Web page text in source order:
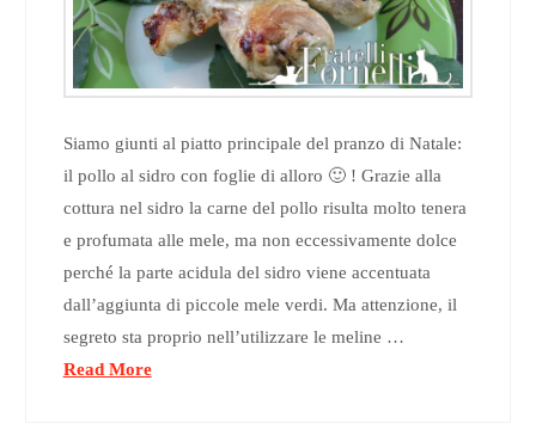
Siamo giunti al piatto principale del pranzo di Natale:
il pollo al sidro con foglie di alloro 🙂 ! Grazie alla
cottura nel sidro la carne del pollo risulta molto tenera
e profumata alle mele, ma non eccessivamente dolce
perché la parte acidula del sidro viene accentuata
dall’aggiunta di piccole mele verdi. Ma attenzione, il
segreto sta proprio nell’utilizzare le meline …
Read More